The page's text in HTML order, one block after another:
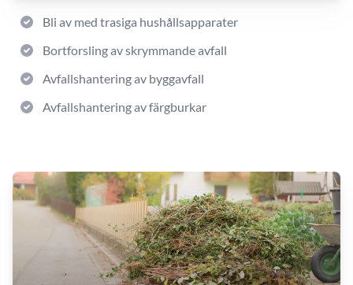
Bli av med trasiga hushållsapparater
Bortforsling av skrymmande avfall
Avfallshantering av byggavfall
Avfallshantering av färgburkar